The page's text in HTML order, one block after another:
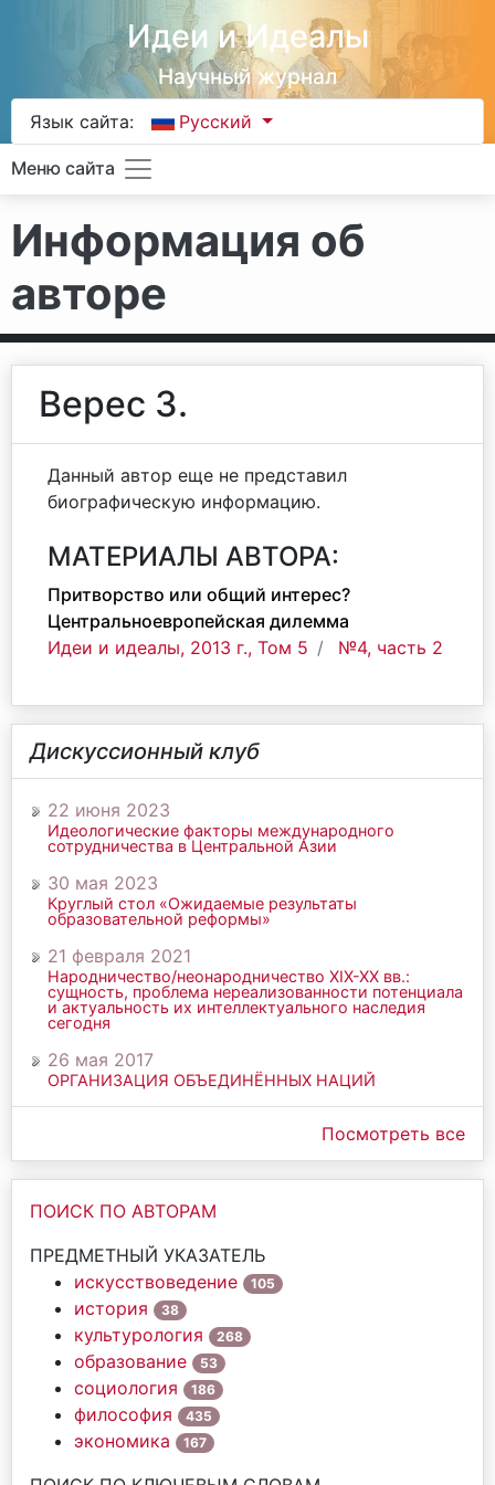
Идеи и Идеалы
Научный журнал
Язык сайта: Русский
Меню сайта
Информация об
авторе
Верес З.
Данный автор еще не представил
биографическую информацию.
МАТЕРИАЛЫ АВТОРА:
Притворство или общий интерес?
Центральноевропейская дилемма
Идеи и идеалы, 2013 г., Том 5
№4, часть 2
Дискуссионный клуб
22 июня 2023
Идеологические факторы международного
сотрудничества в Центральной Азии
30 мая 2023
Круглый стол «Ожидаемые результаты
образовательной реформы»
21 февраля 2021
Народничество/неонародничество ХIХ-ХХ вв.:
сущность, проблема нереализованности потенциала
и актуальность их интеллектуального наследия
сегодня
26 мая 2017
ОРГАНИЗАЦИЯ ОБЪЕДИНЁННЫХ НАЦИЙ
Посмотреть все
ПОИСК ПО АВТОРАМ
ПРЕДМЕТНЫЙ УКАЗАТЕЛЬ
искусствоведение
105
история 38
культурология 268
образование 53
социология 186
философия 435
экономика 167